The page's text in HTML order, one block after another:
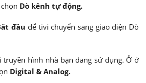
Dò kênh tự động.
đầu để tivi chuyển sang giao diện Dò
truyền hình nhà bạn đang sử dụng. Ở ở
Digital & Analog.